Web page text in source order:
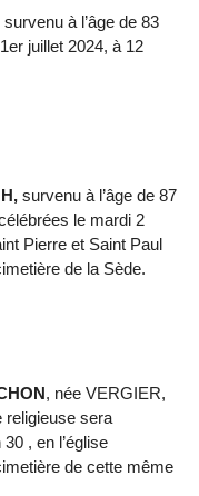
survenu à l’âge de 83
juillet 2024, à 12
survenu à l’âge de 87
le mardi 2
Pierre et Saint Paul
de la Sède.
, née VERGIER,
religieuse sera
, en l’église
de cette même